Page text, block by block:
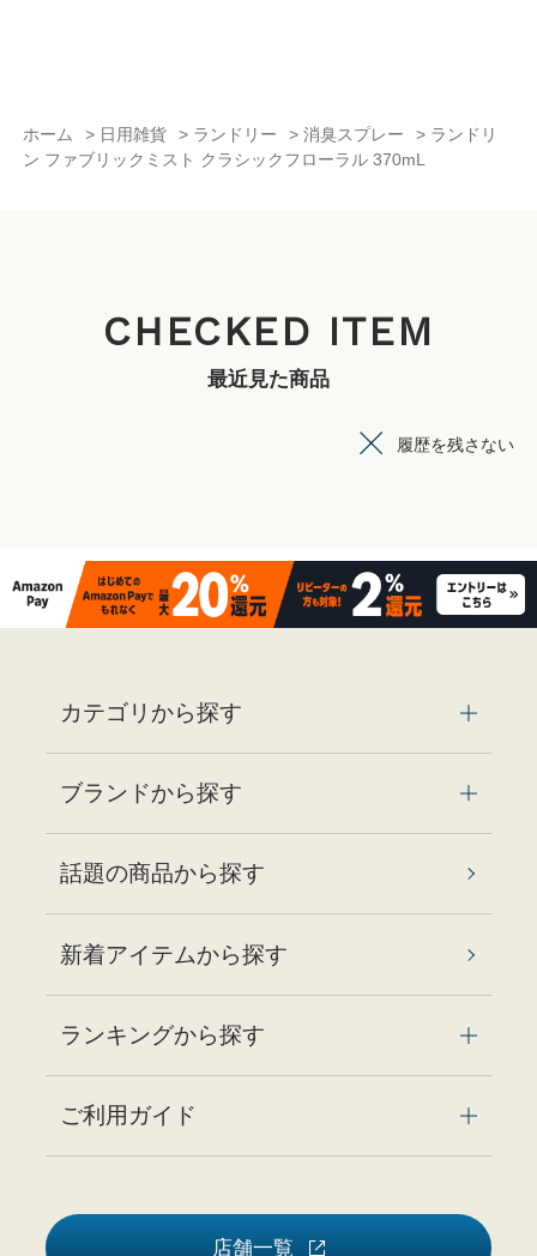
ホーム > 日用雑貨 > ランドリー > 消臭スプレー > ランドリ
ン ファブリックミスト クラシックフローラル 370mL
CHECKED ITEM
最近見た商品
履歴を残さない
カテゴリから探す
ブランドから探す
話題の商品から探す
新着アイテムから探す
ランキングから探す
ご利用ガイド
店舗一覧